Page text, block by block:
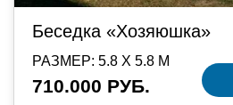
Беседка «Хозяюшка»
РАЗМЕР: 5.8 Х 5.8 М
710.000 РУБ.